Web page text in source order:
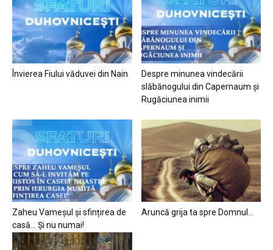
Învierea Fiului văduvei din Nain
Despre minunea vindecării
slăbănogului din Capernaum și
Rugăciunea inimii
Zaheu Vameșul și sfințirea de
casă… Și nu numai!
Aruncă grija ta spre Domnul…